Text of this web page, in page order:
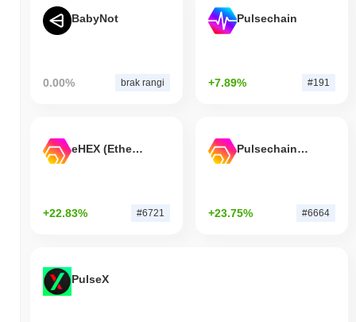
BabyNot
0.00% brak rangi
Pulsechain
+7.89% #191
eHEX (Ethereum)
+22.83% #6721
Pulsechain Bridged HEX (Pulsechain)
+23.75% #6664
PulseX